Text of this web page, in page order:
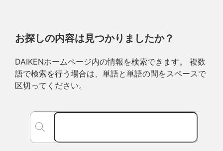
お探しの内容は見つかりましたか？
DAIKENホームページ内の情報を検索できます。 複数
語で検索を行う場合は、単語と単語の間をスペースで
区切ってください。